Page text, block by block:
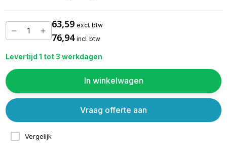
63,59 excl. btw
76,94 incl. btw
Levertijd 1 tot 3 werkdagen
In winkelwagen
Vergelijk
Vraag offerte aan